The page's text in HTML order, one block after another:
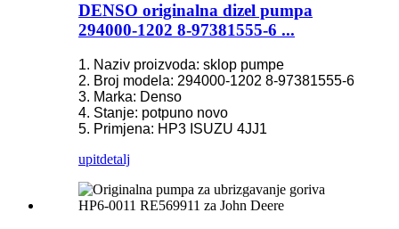
DENSO originalna dizel pumpa
294000-1202 8-97381555-6 ...
1. Naziv proizvoda: sklop pumpe
2. Broj modela: 294000-1202 8-97381555-6
3. Marka: Denso
4. Stanje: potpuno novo
5. Primjena: HP3 ISUZU 4JJ1
upitdetalj